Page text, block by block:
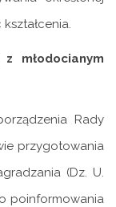
młodocianym
Rady
przygotowania
(Dz. U.
poinformowania